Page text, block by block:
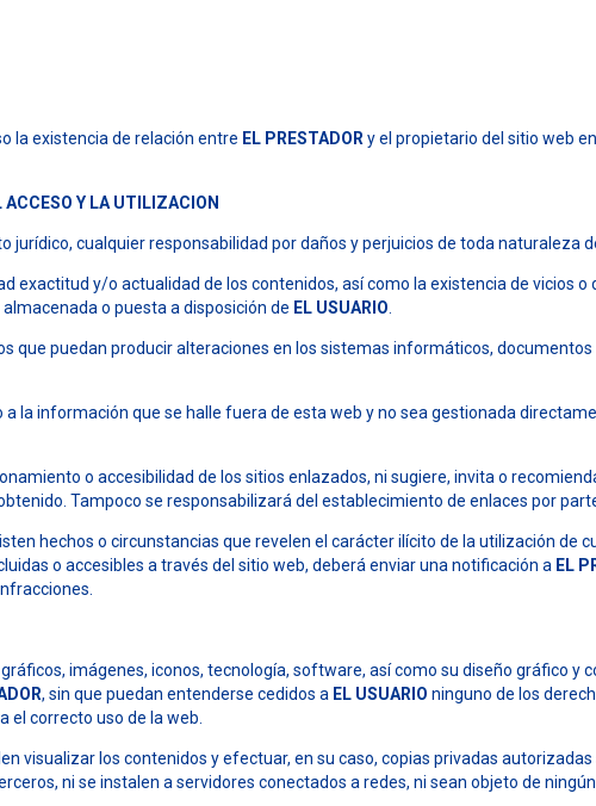
la existencia de relación entre EL PRESTADOR y el propietario del sitio web
ACCESO Y LA UTILIZACION
jurídico, cualquier responsabilidad por daños y perjuicios de toda naturaleza
exactitud y/o actualidad de los contenidos, así como la existencia de vicios o
o puesta a disposición de EL USUARIO
que puedan producir alteraciones en los sistemas informáticos,
la información que se halle fuera de esta web y no sea gestionada
o accesibilidad de los sitios enlazados, ni sugiere, invita o
Tampoco se responsabilizará del establecimiento de enlaces por
hechos o circunstancias que revelen el carácter ilícito de la utilización de
o accesibles a través del sitio web, deberá enviar una notificación a EL
imágenes, iconos, tecnología, software, así como su diseño gráfico y
, sin que puedan entenderse cedidos a EL USUARIO ninguno de los
correcto uso de la web.
visualizar los contenidos y efectuar, en su caso, copias privadas
ni se instalen a servidores conectados a redes, ni sean objeto de